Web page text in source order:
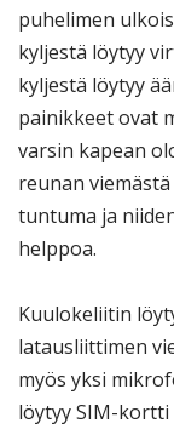
puhelimen
kyljestä löytyy
kyljestä löytyy
painikkeet ovat
varsin kapean
reunan
tuntuma ja
helppoa.
Kuulokeliitin
latausliittimen
myös yksi
löytyy SIM-